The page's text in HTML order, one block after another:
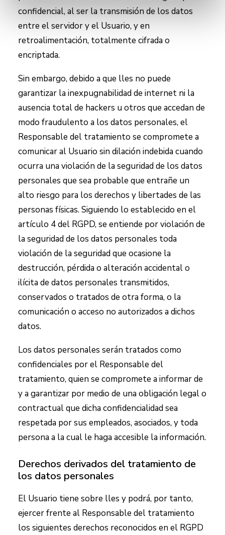
confidencial, al ser la transmisión de los datos
entre el servidor y el Usuario, y en
retroalimentación, totalmente cifrada o
encriptada.
Sin embargo, debido a que lles no puede
garantizar la inexpugnabilidad de internet ni la
ausencia total de hackers u otros que accedan de
modo fraudulento a los datos personales, el
Responsable del tratamiento se compromete a
comunicar al Usuario sin dilación indebida cuando
ocurra una violación de la seguridad de los datos
personales que sea probable que entrañe un
alto riesgo para los derechos y libertades de las
personas físicas. Siguiendo lo establecido en el
artículo 4 del RGPD, se entiende por violación de
la seguridad de los datos personales toda
violación de la seguridad que ocasione la
destrucción, pérdida o alteración accidental o
ilícita de datos personales transmitidos,
conservados o tratados de otra forma, o la
comunicación o acceso no autorizados a dichos
datos.
Los datos personales serán tratados como
confidenciales por el Responsable del
tratamiento, quien se compromete a informar de
y a garantizar por medio de una obligación legal o
contractual que dicha confidencialidad sea
respetada por sus empleados, asociados, y toda
persona a la cual le haga accesible la información.
Derechos derivados del tratamiento de
los datos personales
El Usuario tiene sobre lles y podrá, por tanto,
ejercer frente al Responsable del tratamiento
los siguientes derechos reconocidos en el RGPD